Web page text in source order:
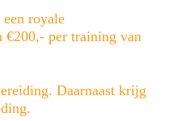
royale
€200,- per training van
Daarnaast krijg